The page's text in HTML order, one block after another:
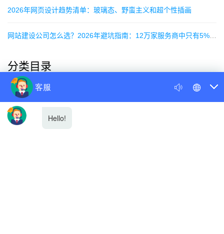
2026年网页设计趋势清单：玻璃态、野蛮主义和超个性插画
分类目录
公司新闻
行业新闻